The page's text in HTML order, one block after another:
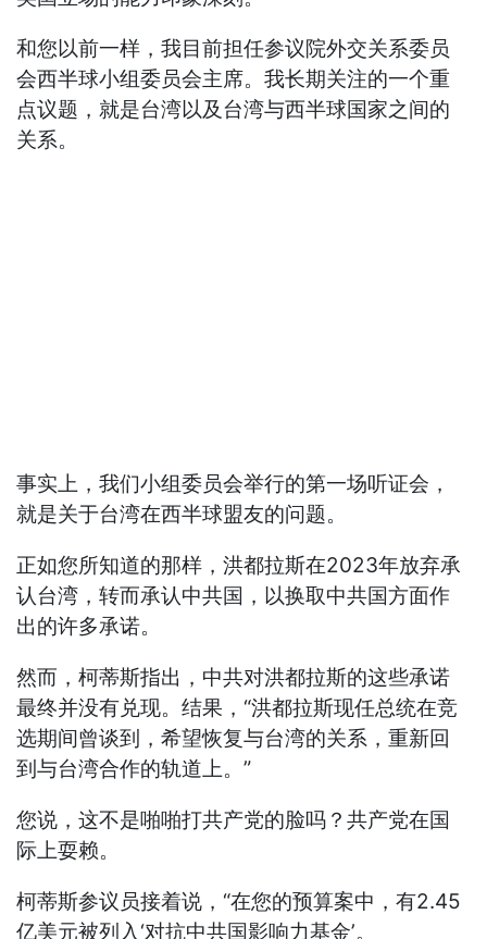
和您以前一样，我目前担任参议院外交关系委员
会西半球小组委员会主席。我长期关注的一个重
点议题，就是台湾以及台湾与西半球国家之间的
关系。
事实上，我们小组委员会举行的第一场听证会，
就是关于台湾在西半球盟友的问题。
正如您所知道的那样，洪都拉斯在2023年放弃承
认台湾，转而承认中共国，以换取中共国方面作
出的许多承诺。
然而，柯蒂斯指出，中共对洪都拉斯的这些承诺
最终并没有兑现。结果，“洪都拉斯现任总统在竞
选期间曾谈到，希望恢复与台湾的关系，重新回
到与台湾合作的轨道上。”
您说，这不是啪啪打共产党的脸吗？共产党在国
际上耍赖。
柯蒂斯参议员接着说，“在您的预算案中，有2.45
亿美元被列入‘对抗中共国影响力基金’。